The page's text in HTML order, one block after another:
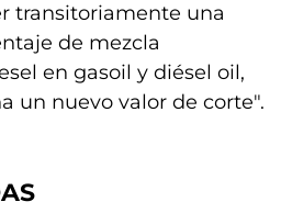
transitoriamente una
de mezcla
en gasoil y diésel oil,
un nuevo valor de corte".